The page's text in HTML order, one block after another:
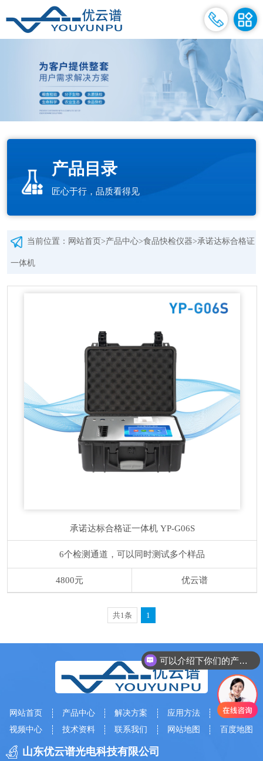
产品目录
匠心于行，品质看得见
当前位置： 网站首页 >产品中心>食品快检仪器>承诺达标合格证
一体机
承诺达标合格证一体机 YP-G06S
6个检测通道，可以同时测试多个样品
4800元 优云谱
共1条 1
网站首页 产品中心 解决方案 应用方法
客户案例
视频中心
技术资料 联系我们 网站地图 百度地图
山东优云谱光电科技有限公司
可以介绍下你们的产品么